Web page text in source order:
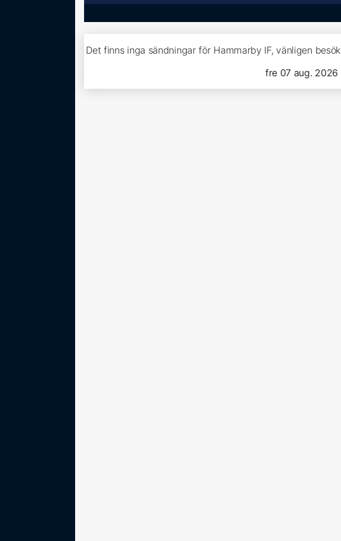
Det finns inga sändningar för Hammarby IF, vänligen besök
fre 07 aug. 2026